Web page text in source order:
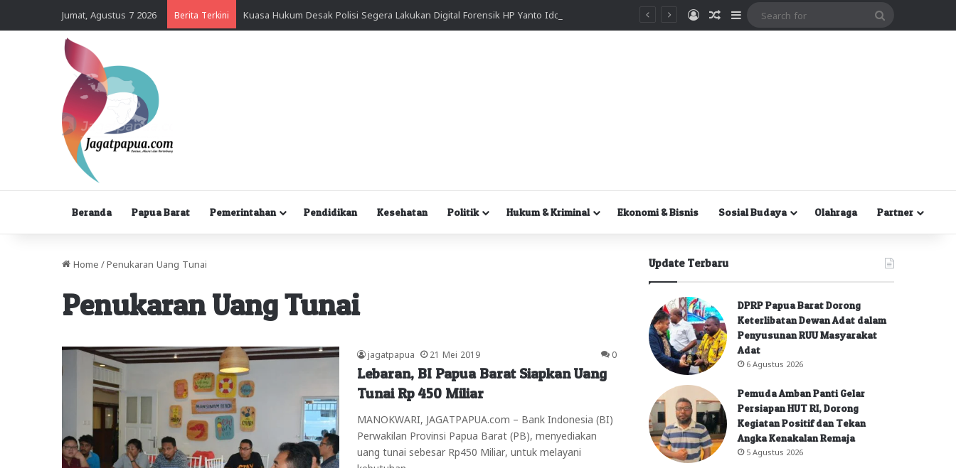
Jumat, Agustus 7 2026 Berita Terkini MasukRandom Article
Sidebar
Beranda Papua Barat Pemerintahan Pendidikan Kesehatan Politik Hukum & Kriminal Ekonomi & Bisnis Sosial Budaya Olahraga Partner
Home / Penukaran Uang Tunai
Penukaran Uang Tunai
jagatpapua 21 Mei 2019 0
Lebaran, BI Papua Barat Siapkan Uang
Tunai Rp 450 Miliar
MANOKWARI, JAGATPAPUA.com – Bank Indonesia (BI)
Perwakilan Provinsi Papua Barat (PB), menyediakan
uang tunai sebesar Rp450 Miliar, untuk melayani
Update Terbaru
DPRP Papua Barat Dorong
Keterlibatan Dewan Adat dalam
Penyusunan RUU Masyarakat
Adat
6 Agustus 2026
Pemuda Amban Panti Gelar
Persiapan HUT RI, Dorong
Kegiatan Positif dan Tekan
Angka Kenakalan Remaja
5 Agustus 2026